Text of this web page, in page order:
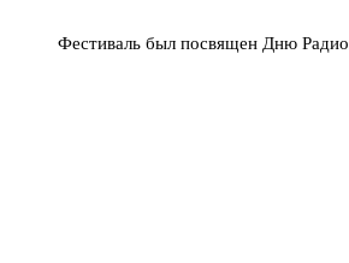
Фестиваль был посвящен Дню Радио